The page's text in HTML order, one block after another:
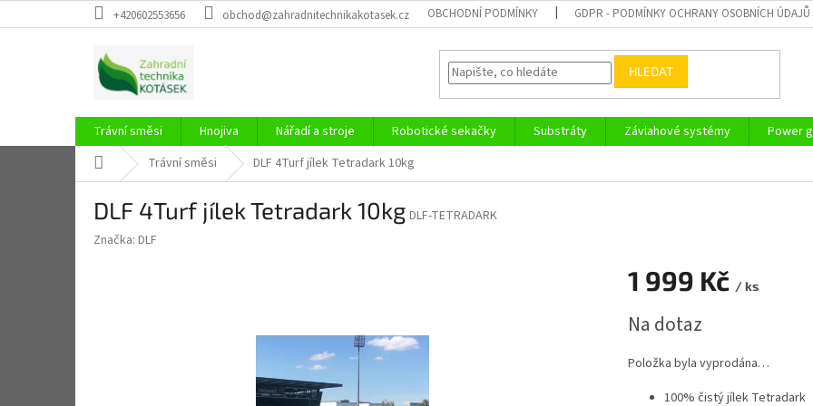
na
+420602553656 obchod@zahradnitechnikakotasek.cz OBCHODNÍ PODMÍNKY GDPR - PODMÍNKY OCHRANY OSOBNÍCH ÚDAJŮ
HLEDAT
Trávní směsi Hnojiva Nářadí a stroje Robotické sekačky Substráty Závlahové systémy Power
Domů Trávní směsi DLF 4Turf jílek Tetradark 10kg
DLF 4Turf jílek Tetradark 10kg DLF-TETRADARK
Značka: DLF
1 999 Kč / ks
cena:
Na dotaz
Položka byla vyprodána…
100% čistý jílek Tetradark